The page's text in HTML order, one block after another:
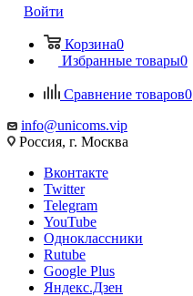
Войти
Корзина0
Избранные товары0
Сравнение товаров0
info@unicoms.vip
Россия, г. Москва
Вконтакте
Twitter
Telegram
YouTube
Одноклассники
Rutube
Google Plus
Яндекс.Дзен